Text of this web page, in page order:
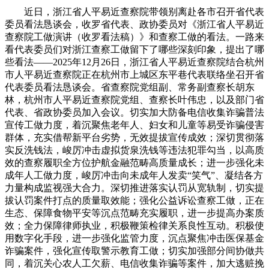
近日，浙江省人平易近查察院带领别离赴各市召开省代表
委员看法恳谈会，收罗省代表、政协委员对《浙江省人平易近
查察院工做演讲（收罗看法稿）》和查察工做的看法。一路来
看代表委员们对浙江查察工做留下了哪些深刻印象，提出了哪
些看法——2025年12月26日，浙江省人平易近查察院结合杭州
市人平易近查察院正在杭州市上城区东平巷代表联络坐召开省
代表委员看法恳谈会。省查察院党组副、常务副查察长胡东
林，杭州市人平易近查察院党组、查察长叶伟忠，以及部门省
代表、省政协委员加入会议。切实加大防备电信收集诈骗普法
宣传工做力度，着沉聚焦老年人、妇女和儿童等易受诈骗侵害
群体，充实借帮新平台劣势，无效提拔宣传成效；深切贯彻落
实反洗钱法，峻厉冲击虚拟货泉洗钱等违法犯罪勾当，以高质
效的查察履职全方位护航金融范畴高质量成长；进一步强化未
成年人工做力度，峻厉冲击向未成年人发卖“笑气”、凝结各方
力量构成监视强大合力。深切推进落实认罚从宽轨制，切实提
拔认罚案件打点的质量取效能；强化公益诉讼查察工做，正在
生态、保障食物平安等沉点范畴充实履职，进一步提高办案质
效；全力保障律师执业，积极鞭策检律关系良性互动。积极使
用数字化手段，进一步强化监管力度，沉点聚焦冲击医保基金
诈骗案件，强化宣传取警示教育工做；切实加强部分间协做共
同，着沉关心农人工欠薪、电信收集诈骗等案件，加大逃赃挽